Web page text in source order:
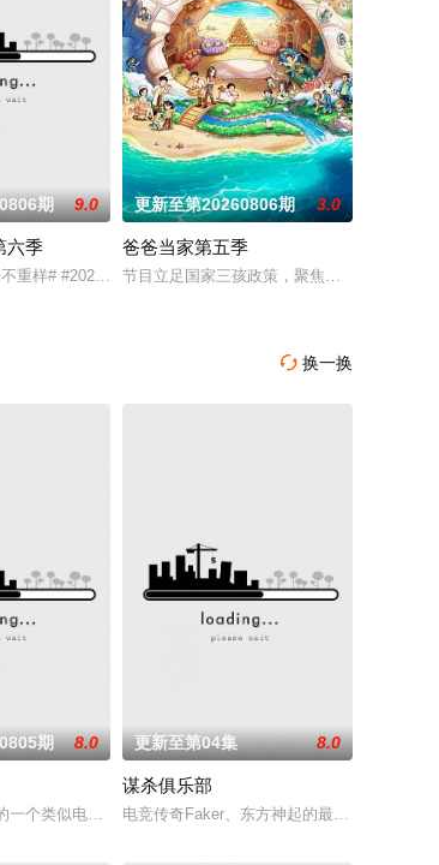
们不仅在
浩楠、黄渤、吕严、马頔等人为嘉宾。
期 9.0
六季
重样# #2026爱奇艺新生片单# #喜欢你我也是# 第六季暖心回
更新至第20260806期 3.0
爸爸当家第五季
节目立足国家三孩政策，聚焦社会“全职爸爸
 换一换
回到第一线当"台前厨"
的NQQ频道播出的新约会节目《我是SOLO》3名MC。 《
期 8.0
一个类似电台的脱口秀谈话节目，主题是看得见的radio。 每
更新至第04集 8.0
谋杀俱乐部
电竞传奇Faker、东方神起的最强昌珉、TXT